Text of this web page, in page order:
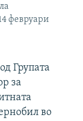
февруари
Групата
за
во